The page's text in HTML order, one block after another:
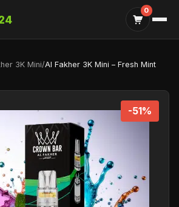
0
3K Mini/Al Fakher 3K Mini – Fresh Mint
-51%